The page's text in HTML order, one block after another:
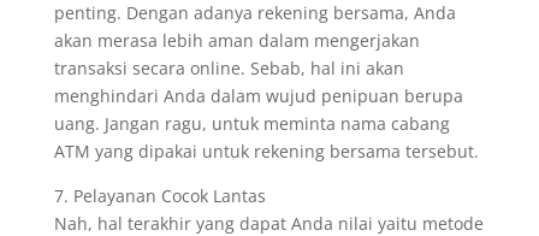
penting. Dengan adanya rekening bersama, Anda
akan merasa lebih aman dalam mengerjakan
transaksi secara online. Sebab, hal ini akan
menghindari Anda dalam wujud penipuan berupa
uang. Jangan ragu, untuk meminta nama cabang
ATM yang dipakai untuk rekening bersama tersebut.
7. Pelayanan Cocok Lantas
Nah, hal terakhir yang dapat Anda nilai yaitu metode